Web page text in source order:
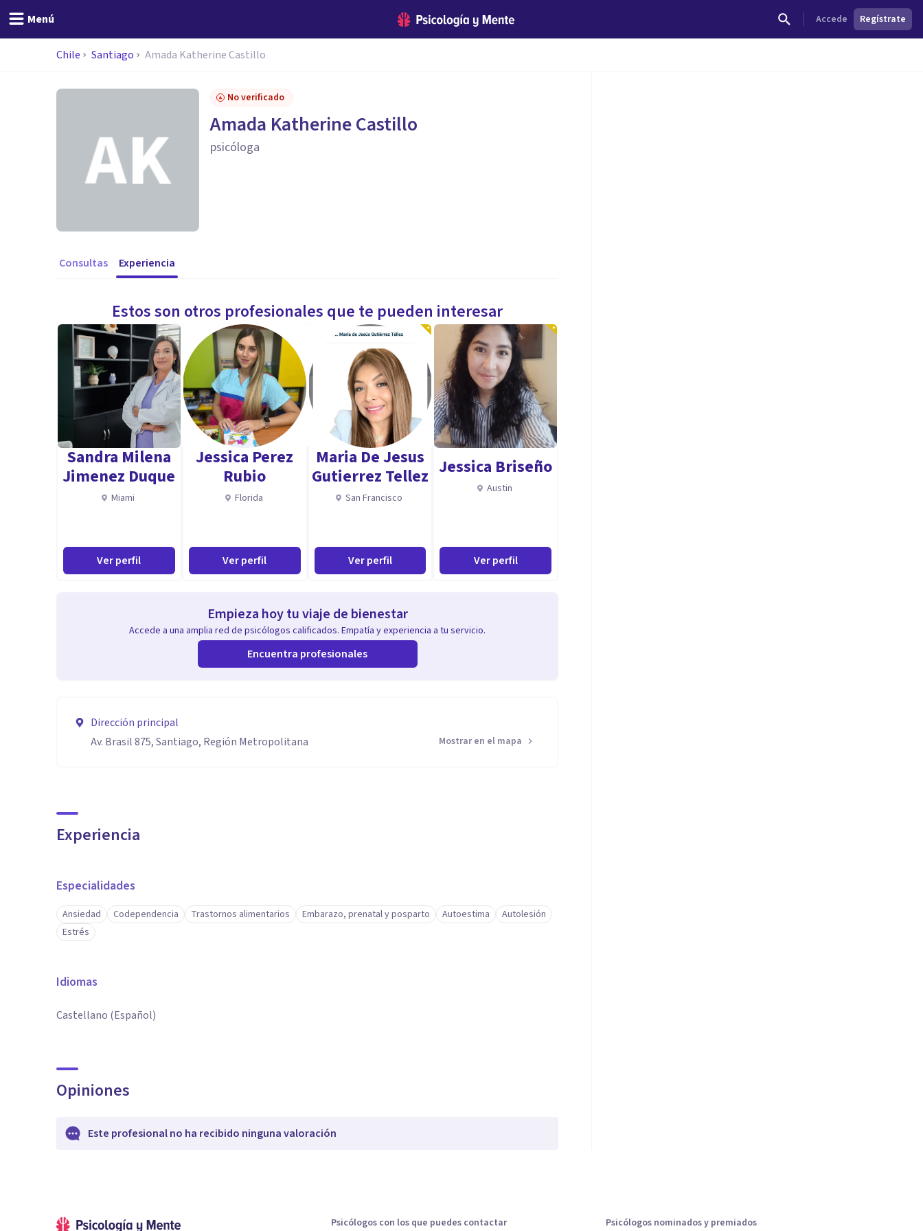
Menú Accede Regístrate
Chile Santiago Amada Katherine Castillo
No verificado
Amada Katherine Castillo
psicóloga
Consultas Experiencia
Estos son otros profesionales que te pueden interesar
Sandra Milena
Jimenez Duque
Miami
Ver perfil
Jessica Perez
Rubio
Florida
Ver perfil
Maria De Jesus
Gutierrez Tellez
San Francisco
Ver perfil
Jessica Briseño
Austin
Ver perfil
Empieza hoy tu viaje de bienestar
Accede a una amplia red de psicólogos calificados. Empatía y experiencia a tu servicio.
Encuentra profesionales
Dirección principal
Av. Brasil 875, Santiago, Región Metropolitana
Mostrar en el mapa
Experiencia
Especialidades
Ansiedad Codependencia Trastornos alimentarios Embarazo, prenatal y posparto Autoestima
Autolesión
Estrés
Idiomas
Castellano (Español)
Opiniones
Este profesional no ha recibido ninguna valoración
Psicólogos con los que puedes contactar Psicólogos nominados y premiados